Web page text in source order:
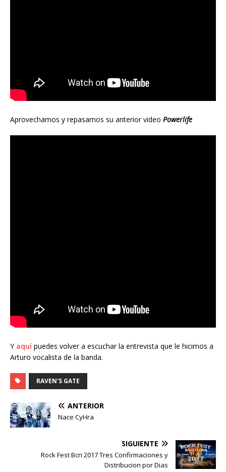
Aprovechamos y repasamos su anterior video Powerlife
Y aquí puedes volver a escuchar la entrevista que le hicimos a
Arturo vocalista de la banda.
RAVEN'S GATE
ANTERIOR
Nace CyHra
SIGUIENTE
Rock Fest Bcn 2017 Tres Confirmaciones y
Distribucion por Dias